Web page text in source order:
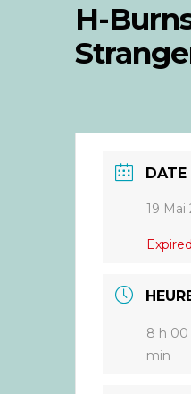
H-
DATE
19 Mai
8 h 00
min